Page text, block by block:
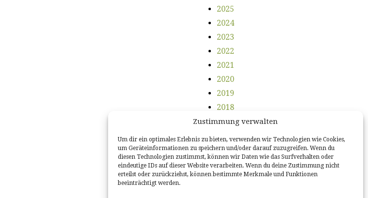
Zustimmung verwalten
Um dir ein optimales Erlebnis zu bieten, verwenden wir Technologien wie Cookies,
um Geräteinformationen zu speichern und/oder darauf zuzugreifen. Wenn du
diesen Technologien zustimmst, können wir Daten wie das Surfverhalten oder
eindeutige IDs auf dieser Website verarbeiten. Wenn du deine Zustimmung nicht
erteilst oder zurückziehst, können bestimmte Merkmale und Funktionen
beeinträchtigt werden.
2025
2024
2023
2022
2021
2020
2019
2018
2017
2016
2015
2014